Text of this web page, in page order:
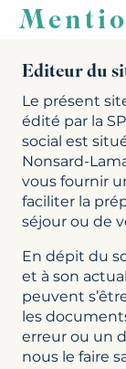
Editeur du
Le présent
édité par la
social est
Nonsard-
vous fournir
faciliter la
séjour ou de
En dépit du
et à son
peuvent
les
erreur ou un
nous le faire